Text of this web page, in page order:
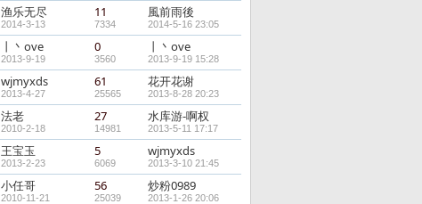
渔乐无尽
2014-3-13
11
7334
風前雨後
2014-5-16 23:05
丨丶ove
2013-9-19
0
3560
丨丶ove
2013-9-19 15:28
wjmyxds
2013-4-27
61
25565
花开花谢
2013-8-28 20:23
法老
2010-2-18
27
14981
水库游-啊权
2013-5-11 17:17
王宝玉
2013-2-23
5
6069
wjmyxds
2013-3-10 21:45
小任哥
2010-11-21
56
25039
炒粉0989
2013-1-26 20:06